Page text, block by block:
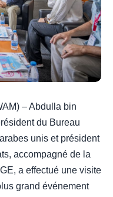
– Abdulla bin
du Bureau
unis et président
accompagné de la
a effectué une visite
grand événement